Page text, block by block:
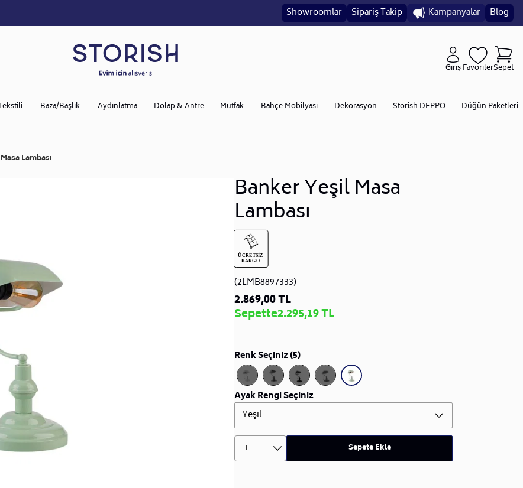
Showroomlar Sipariş Takip Kampanyalar Blog
GirişFavorilerSepet
Baza/Başlık Aydınlatma Dolap & Antre Mutfak Bahçe Mobilyası Dekorasyon Storish DEPPO Düğün Paketleri
Lambası
Banker Yeşil Masa
Lambası
(2LMB8897333)
2.869,00 TL
Sepette2.295,19 TL
Renk Seçiniz (5)
Ayak Rengi Seçiniz
Yeşil
1 Sepete Ekle